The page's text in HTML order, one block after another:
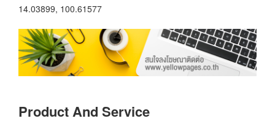
14.03899, 100.61577
Product And Service